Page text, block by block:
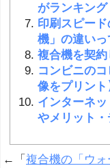
がランキング
印刷スピー
機」の違いっ
複合機を契
コンビニの
像をプリント
インターネ
やメリット
←「 複合機の「ウ